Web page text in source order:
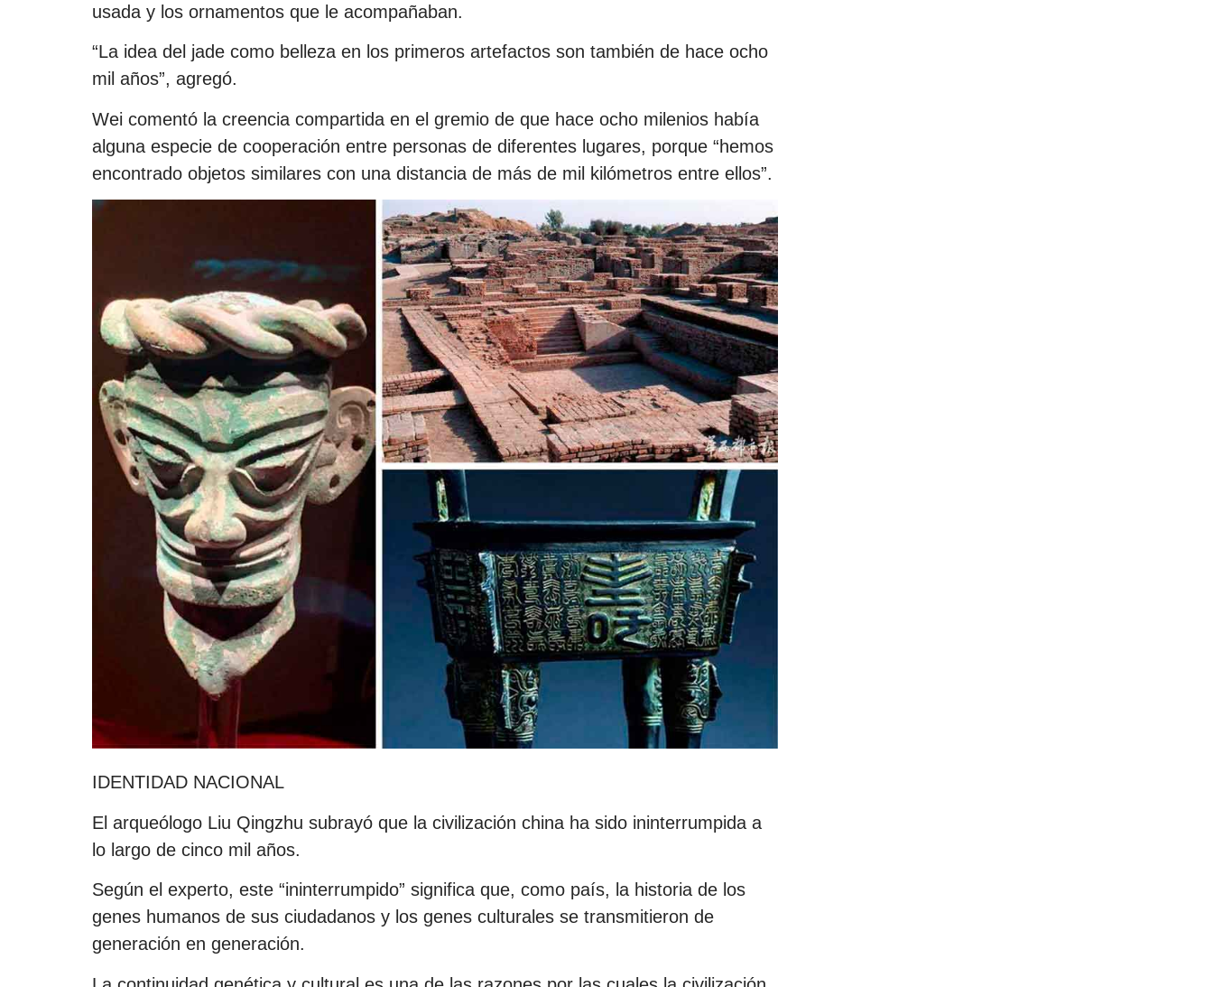
usada y los ornamentos que le acompañaban.
“La idea del jade como belleza en los primeros artefactos son también de hace ocho
mil años”, agregó.
Wei comentó la creencia compartida en el gremio de que hace ocho milenios había
alguna especie de cooperación entre personas de diferentes lugares, porque “hemos
encontrado objetos similares con una distancia de más de mil kilómetros entre ellos”.
IDENTIDAD NACIONAL
El arqueólogo Liu Qingzhu subrayó que la civilización china ha sido ininterrumpida a
lo largo de cinco mil años.
Según el experto, este “ininterrumpido” significa que, como país, la historia de los
genes humanos de sus ciudadanos y los genes culturales se transmitieron de
generación en generación.